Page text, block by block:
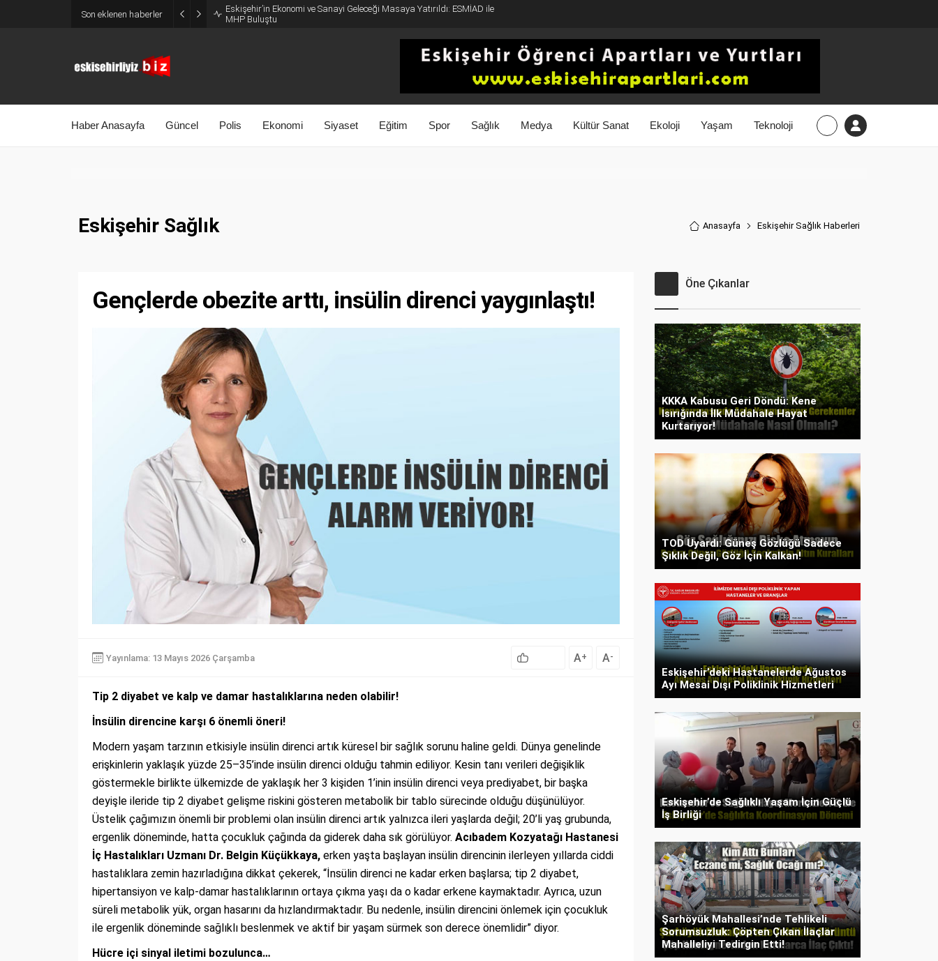
Son eklenen haberler
Belçika’dan Eskişehir’e Ticaret Köprüsü: Belediye Başkanı Emir Kır
MÜSİAD’ı Ziyaret Etti
Haber Anasayfa Güncel Polis Ekonomi Siyaset Eğitim Spor Sağlık Medya Kültür Sanat Ekoloji Yaşam Teknoloji
Eskişehir Sağlık Anasayfa Eskişehir Sağlık Haberleri
Gençlerde obezite arttı, insülin direnci yaygınlaştı!
Yayınlama: 13 Mayıs 2026 Çarşamba A+ A-
Tip 2 diyabet ve kalp ve damar hastalıklarına neden olabilir!
İnsülin direncine karşı 6 önemli öneri!
Modern yaşam tarzının etkisiyle insülin direnci artık küresel bir sağlık sorunu haline geldi. Dünya genelinde
erişkinlerin yaklaşık yüzde 25–35’inde insülin direnci olduğu tahmin ediliyor. Kesin tanı verileri değişiklik
göstermekle birlikte ülkemizde de yaklaşık her 3 kişiden 1’inin insülin direnci veya prediyabet, bir başka
deyişle ileride tip 2 diyabet gelişme riskini gösteren metabolik bir tablo sürecinde olduğu düşünülüyor.
Üstelik çağımızın önemli bir problemi olan insülin direnci artık yalnızca ileri yaşlarda değil; 20’li yaş grubunda,
ergenlik döneminde, hatta çocukluk çağında da giderek daha sık görülüyor. Acıbadem Kozyatağı Hastanesi
İç Hastalıkları Uzmanı Dr. Belgin Küçükkaya, erken yaşta başlayan insülin direncinin ilerleyen yıllarda ciddi
hastalıklara zemin hazırladığına dikkat çekerek, “İnsülin direnci ne kadar erken başlarsa; tip 2 diyabet,
hipertansiyon ve kalp-damar hastalıklarının ortaya çıkma yaşı da o kadar erkene kaymaktadır. Ayrıca, uzun
süreli metabolik yük, organ hasarını da hızlandırmaktadır. Bu nedenle, insülin direncini önlemek için çocukluk
ile ergenlik döneminde sağlıklı beslenmek ve aktif bir yaşam sürmek son derece önemlidir” diyor.
Hücre içi sinyal iletimi bozulunca…
Öne Çıkanlar
KKKA Kabusu Geri Döndü: Kene
Isırığında İlk Müdahale Hayat
Kurtarıyor!
TOD Uyardı: Güneş Gözlüğü Sadece
Şıklık Değil, Göz İçin Kalkan!
Eskişehir’deki Hastanelerde Ağustos
Ayı Mesai Dışı Poliklinik Hizmetleri
Eskişehir’de Sağlıklı Yaşam İçin Güçlü
İş Birliği
Şarhöyük Mahallesi’nde Tehlikeli
Sorumsuzluk: Çöpten Çıkan İlaçlar
Mahalleliyi Tedirgin Etti!